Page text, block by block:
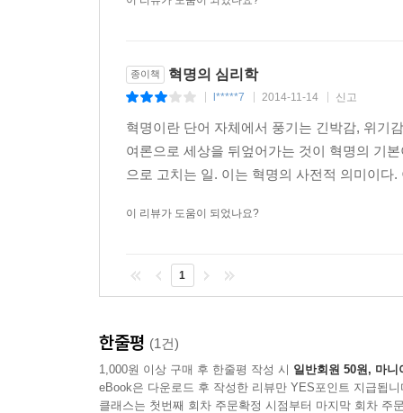
종이책 혁명의 심리학
l*****7 2014-11-14 신고
혁명이란 단어 자체에서 풍기는 긴박감, 위기
여론으로 세상을 뒤엎어가는 것이 혁명의 기
으로 고치는 일. 이는 혁명의 사전적 의미이
이 리뷰가 도움이 되었나요?
1
한줄평 (1건)
1,000원 이상 구매 후 한줄평 작성 시 일반회원 50원, 마니
eBook은 다운로드 후 작성한 리뷰만 YES포인트 지급됩니
클래스는 첫번째 회차 주문확정 시점부터 마지막 회차 주